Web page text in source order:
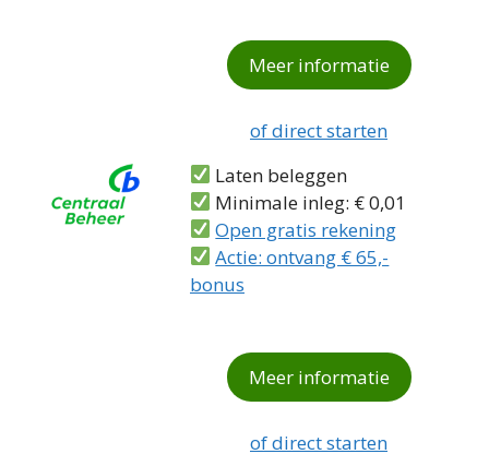
Meer informatie
of direct starten
Laten beleggen
Minimale inleg: € 0,01
Open gratis rekening
Actie: ontvang € 65,-
bonus
Meer informatie
of direct starten